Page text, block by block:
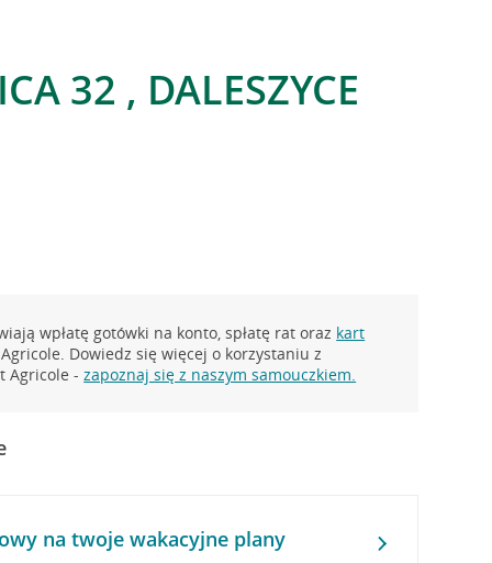
32 , DALESZYCE
wpłatę gotówki na konto, spłatę rat oraz kart
Dowiedz się więcej o korzystaniu z
Agricole -zapoznaj się z naszym samouczkiem.
na twoje wakacyjne plany